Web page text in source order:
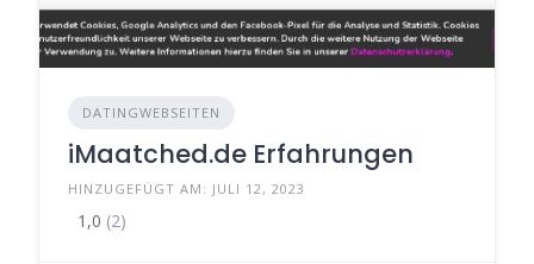
DATINGWEBSEITEN
iMaatched.de Erfahrungen
HINZUGEFÜGT AM: JULI 12, 2023
1,0 (2)